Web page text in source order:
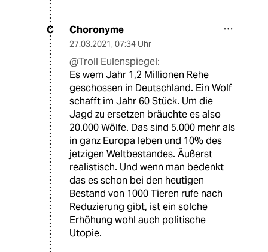
C Choronyme
27.03.2021, 07:34 Uhr
@Troll Eulenspiegel:
Es wem Jahr 1,2 Millionen Rehe
geschossen in Deutschland. Ein Wolf
schafft im Jahr 60 Stück. Um die
Jagd zu ersetzen bräuchte es also
20.000 Wölfe. Das sind 5.000 mehr als
in ganz Europa leben und 10% des
jetzigen Weltbestandes. Äußerst
realistisch. Und wenn man bedenkt
das es schon bei den heutigen
Bestand von 1000 Tieren rufe nach
Reduzierung gibt, ist ein solche
Erhöhung wohl auch politische
Utopie.